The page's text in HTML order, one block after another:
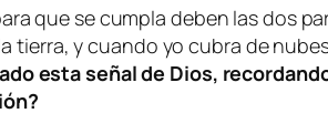
que se cumpla deben las dos
tierra, y cuando yo cubra de
esta señal de Dios,